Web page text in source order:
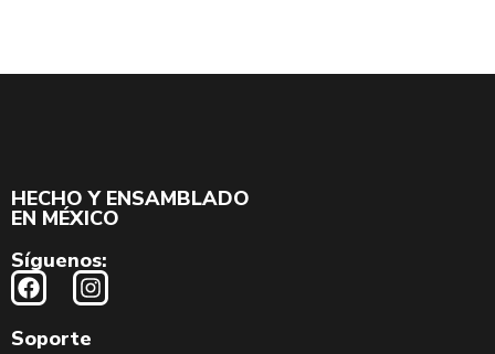
HECHO Y ENSAMBLADO
EN MÉXICO
Síguenos:
Soporte